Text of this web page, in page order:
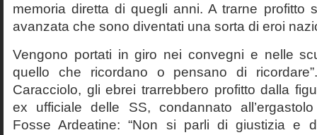
memoria diretta di quegli anni. A trarne profitto
avanzata che sono diventati una sorta di eroi
Vengono portati in giro nei convegni e nelle
quello che ricordano o pensano di
Caracciolo, gli ebrei trarrebbero profitto dalla
ex ufficiale delle SS, condannato
Fosse Ardeatine: “Non si parli di giustizia e